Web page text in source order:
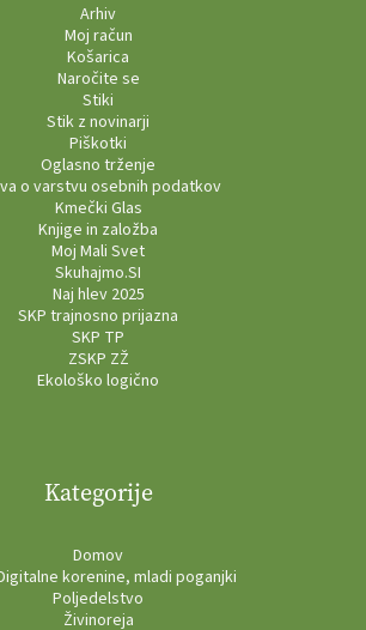
Arhiv
Moj račun
Košarica
Naročite se
Stiki
Stik z novinarji
Piškotki
Oglasno trženje
o varstvu osebnih podatkov
Kmečki Glas
Knjige in založba
Moj Mali Svet
Skuhajmo.SI
Naj hlev 2025
SKP trajnosno prijazna
SKP TP
ZSKP ZŽ
Ekološko logično
Kategorije
Domov
korenine, mladi poganjki
Poljedelstvo
Živinoreja